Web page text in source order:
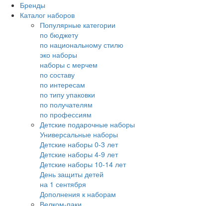
Бренды
Каталог наборов
Популярные категории
по бюджету
по национальному стилю
эко наборы
наборы с мерчем
по составу
по интересам
по типу упаковки
по получателям
по профессиям
Детские подарочные наборы
Универсальные наборы
Детские наборы 0-3 лет
Детские наборы 4-9 лет
Детские наборы 10-14 лет
День защиты детей
на 1 сентября
Дополнения к наборам
Велком-паки